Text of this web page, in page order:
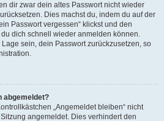
dir zwar dein altes Passwort nicht wieder
Dies machst du, indem du auf der
Passwort vergessen“ klickst und den
dich schnell wieder anmelden können.
sein, dein Passwort zurückzusetzen, so
abgemeldet?
„Angemeldet bleiben“ nicht
angemeldet. Dies verhindert den